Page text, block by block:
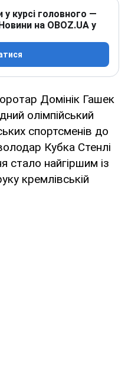
курсі головного —
на OBOZ.UA у
Домінік Гашек
олімпійський
спортсменів до
Кубка Стенлі
стало найгіршим із
кремлівській